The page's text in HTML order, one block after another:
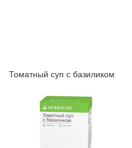
Томатный суп с базиликом